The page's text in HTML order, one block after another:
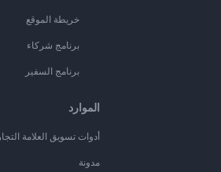
خريطة الموقع
برنامج شركاء
برنامج السفير
الموارد
أدوات تسويق العلامة
مدونة